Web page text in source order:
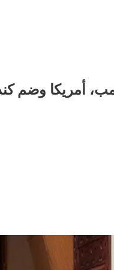
أمريكا وضم